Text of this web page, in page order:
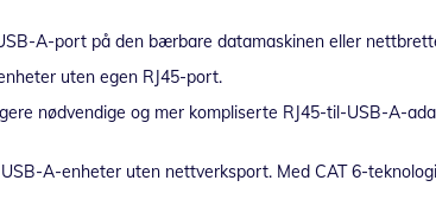
A-port på den bærbare datamaskinen eller
uten egen RJ45-port.
nødvendige og mer kompliserte RJ45-til-USB-A-
A-enheter uten nettverksport. Med CAT 6-